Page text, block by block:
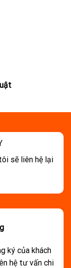
sẽ liên hệ lại
ký của khách
hệ tư vấn chi